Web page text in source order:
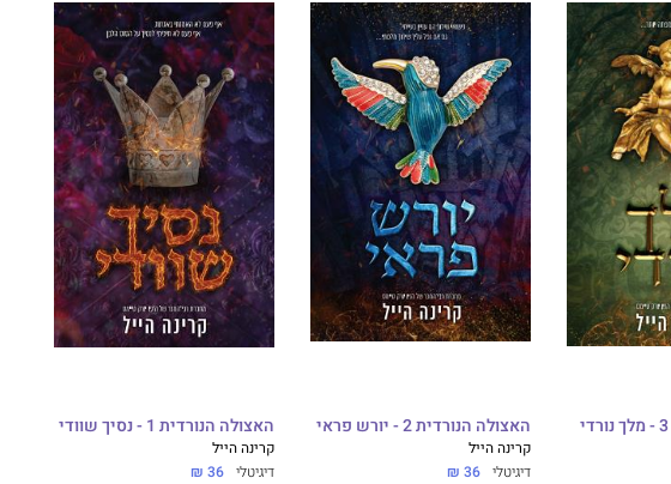
האצולה הנורדית 2 - יורש פראי
קרינה הייל
דיגיטלי 36 ₪
האצולה הנורדית 1 - נסיך שוודי
קרינה הייל
דיגיטלי 36 ₪